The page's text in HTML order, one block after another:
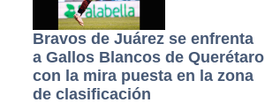
Bravos de Juárez se enfrenta
a Gallos Blancos de Querétaro
con la mira puesta en la zona
de clasificación